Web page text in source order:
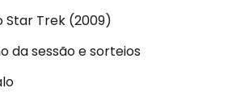
Star Trek (2009)
da sessão e sorteios